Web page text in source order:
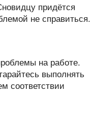
придётся
не справиться.
на работе.
выполнять
соответствии